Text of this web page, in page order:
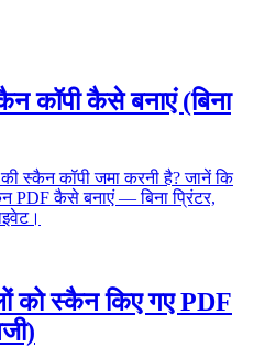
कॉपी कैसे बनाएं (बिना
स्कैन कॉपी जमा करनी है? जानें कि
PDF कैसे बनाएं — बिना प्रिंटर,
को स्कैन किए गए PDF